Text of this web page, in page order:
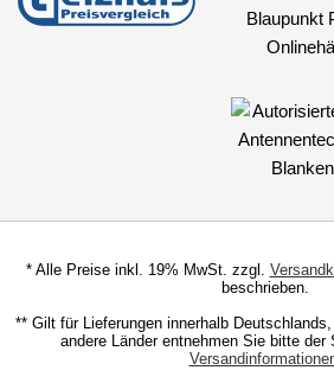
* Alle Preise inkl. 19% MwSt. zzgl.
beschrieben.
** Gilt für Lieferungen innerhalb
andere Länder entnehmen Sie bitte der